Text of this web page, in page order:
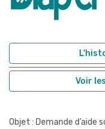
Voir
Objet : Demande d’aide